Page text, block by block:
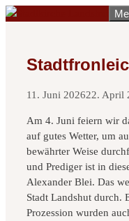
Zum
11. Juni 202622. April
Am 4. Juni feiern wir
auf gutes Wetter, um
bewährter Weise
und Prediger ist in
Alexander Blei. Das
Stadt Landshut durch.
Prozession wurden